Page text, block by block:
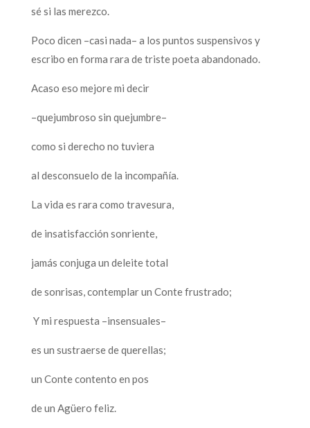
sé si las merezco.
Poco dicen –casi nada– a los puntos suspensivos y
escribo en forma rara de triste poeta abandonado.
Acaso eso mejore mi decir
–quejumbroso sin quejumbre–
como si derecho no tuviera
al desconsuelo de la incompañía.
La vida es rara como travesura,
de insatisfacción sonriente,
jamás conjuga un deleite total
de sonrisas, contemplar un Conte frustrado;
Y mi respuesta –insensuales–
es un sustraerse de querellas;
un Conte contento en pos
de un Agüero feliz.